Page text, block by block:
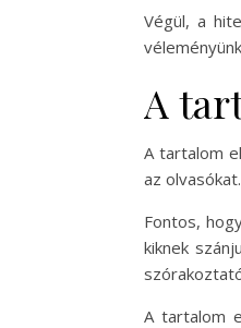
Végül, a
A
A tartalom
az
Fontos,
kiknek
A tartalom